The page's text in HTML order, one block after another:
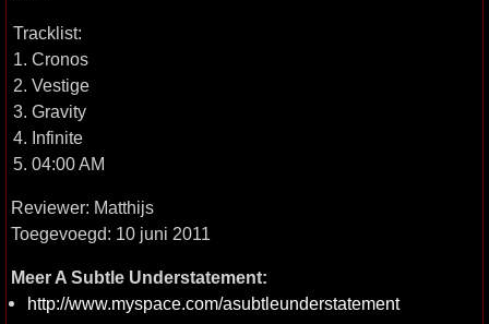
Tracklist:
1. Cronos
2. Vestige
3. Gravity
4. Infinite
5. 04:00 AM
Reviewer: Matthijs
Toegevoegd: 10 juni 2011
Meer A Subtle Understatement:
http://www.myspace.com/asubtleunderstatement